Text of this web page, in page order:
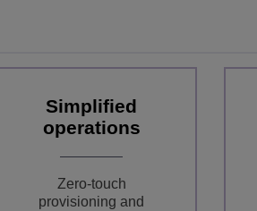
Simplified
operations
Zero-touch
provisioning and